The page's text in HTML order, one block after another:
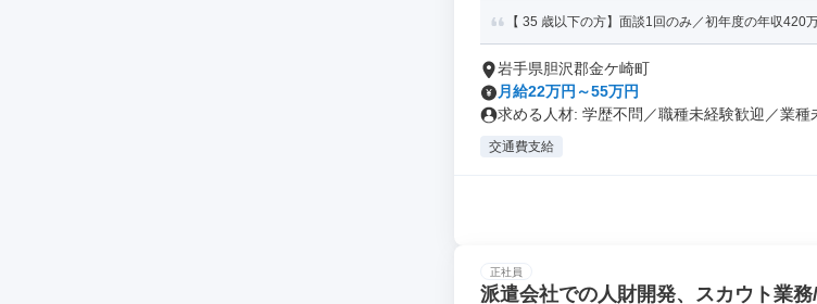
【 35 歳以下の方】面談1回のみ／初年度の年収
岩手県胆沢郡金ケ崎町
月給22万円～55万円
求める人材: 学歴不問／職種未経験歓迎／業種
交通費支給
正社員
派遣会社での人財開発、スカウト業